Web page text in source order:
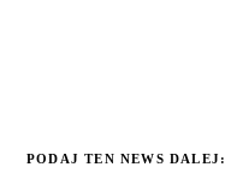
PODAJ TEN NEWS DALEJ: